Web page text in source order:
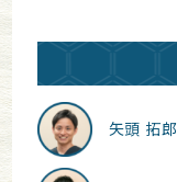
矢頭 拓郎